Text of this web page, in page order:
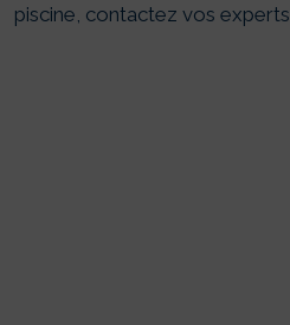
piscine, contactez vos